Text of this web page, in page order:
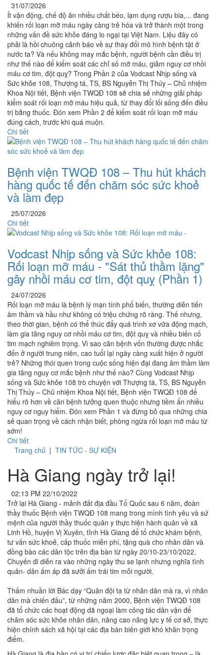
31/07/2026
Ít vận động, chế độ ăn nhiều chất béo, lạm dụng rượu bia,... đang
khiến rối loạn mỡ máu ngày càng trẻ hóa và trở thành một trong
những vấn đề sức khỏe đáng lo ngại tại Việt Nam. Liệu đây có
phải là hồi chuông cảnh báo về sự thay đổi mô hình bệnh tật ở
nước ta? Và nếu không may mắc bệnh, người bệnh cần điều trị
như thế nào để kiểm soát các chỉ số mỡ máu, giảm nguy cơ nhồi
máu cơ tim, đột quỵ? Trong Phần 2 của Vodcast Nhịp sống và
Sức khỏe 108, Thượng tá, TS, BS Nguyễn Thị Thúy – Chủ nhiệm
Khoa Nội tiết, Bệnh viện TWQĐ 108 sẽ chia sẻ những giải pháp
kiểm soát rối loạn mỡ máu hiệu quả, từ thay đổi lối sống đến điều
trị bằng thuốc. Đón xem Phần 2 để kiểm soát rối loạn mỡ máu
đúng cách, trước khi quá muộn.
Chi tiết
Bệnh viện TWQĐ 108 – Thu hút khách
hàng quốc tế đến chăm sóc sức khoẻ
và làm đẹp
25/07/2026
Chi tiết
Vodcast Nhịp sống và Sức khỏe 108:
Rối loạn mỡ máu - "Sát thủ thầm lặng"
gây nhồi máu cơ tim, đột quỵ (Phần 1)
24/07/2026
Rối loạn mỡ máu là bệnh lý mạn tính phổ biến, thường diễn tiến
âm thầm và hầu như không có triệu chứng rõ ràng. Thế nhưng,
theo thời gian, bệnh có thể thúc đẩy quá trình xơ vữa động mạch,
làm gia tăng nguy cơ nhồi máu cơ tim, đột quỵ và nhiều biến cố
tim mạch nghiêm trọng. Vì sao căn bệnh vốn thường được nhắc
đến ở người trung niên, cao tuổi lại ngày càng xuất hiện ở người
trẻ? Những thói quen trong cuộc sống hiện đại đang âm thầm làm
gia tăng nguy cơ mắc bệnh như thế nào? Cùng Vodcast Nhịp
sống và Sức khỏe 108 trò chuyện với Thượng tá, TS, BS Nguyễn
Thị Thúy – Chủ nhiệm Khoa Nội tiết, Bệnh viện TWQĐ 108 để
hiểu rõ hơn về căn bệnh tưởng quen thuộc nhưng tiềm ẩn nhiều
nguy cơ nguy hiểm. Đón xem Phần 1 và đừng bỏ qua những chia
sẻ quan trọng về cách nhận biết, phòng ngừa rối loạn mỡ máu từ
sớm!
Chi tiết
Trang chủ | TIN TỨC - SỰ KIỆN
Hà Giang ngày trở lại!
02:13 PM 22/10/2022
Trở lại Hà Giang - mảnh đất địa đầu Tổ Quốc sau 6 năm, đoàn
thầy thuốc Bệnh viện TWQĐ 108 mang trong mình tình yêu và sứ
mệnh của người thầy thuốc quân y thực hiện hành quân về xã
Linh Hồ, huyện Vị Xuyên, tỉnh Hà Giang để tổ chức khám bệnh,
tư vấn sức khoẻ, cấp thuốc miễn phí, tặng quà cho nhân dân và
đồng bào các dân tộc trên địa bàn từ ngày 20/10-23/10/2022.
Chuyến đi diễn ra vào những ngày thu se lạnh nhưng nghĩa tình
quân- dân ấm áp đã sưởi ấm trái tim mỗi người.
Thấm nhuần lời Bác dạy “Quân đội ta từ nhân dân mà ra, vì nhân
dân mà chiến đấu”, từ những năm 2000, Bệnh viện TWQĐ 108
đã tổ chức các hoạt động dã ngoại làm công tác dân vận để
chăm sóc sức khỏe nhân dân, nâng cao năng lực y tế cơ sở, thực
hiện chính sách xã hội tại các địa bàn biên giới khó khăn trọng
điểm.